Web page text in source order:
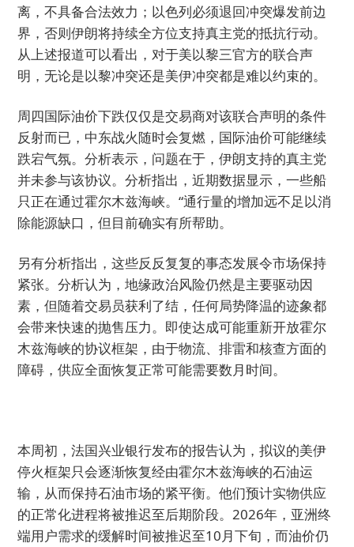
离，不具备合法效力；以色列必须退回冲突爆发前边
界，否则伊朗将持续全方位支持真主党的抵抗行动。
从上述报道可以看出，对于美以黎三官方的联合声
明，无论是以黎冲突还是美伊冲突都是难以约束的。
周四国际油价下跌仅仅是交易商对该联合声明的条件
反射而已，中东战火随时会复燃，国际油价可能继续
跌宕气氛。分析表示，问题在于，伊朗支持的真主党
并未参与该协议。分析指出，近期数据显示，一些船
只正在通过霍尔木兹海峡。“通行量的增加远不足以消
除能源缺口，但目前确实有所帮助。
另有分析指出，这些反反复复的事态发展令市场保持
紧张。分析认为，地缘政治风险仍然是主要驱动因
素，但随着交易员获利了结，任何局势降温的迹象都
会带来快速的抛售压力。即使达成可能重新开放霍尔
木兹海峡的协议框架，由于物流、排雷和核查方面的
障碍，供应全面恢复正常可能需要数月时间。
本周初，法国兴业银行发布的报告认为，拟议的美伊
停火框架只会逐渐恢复经由霍尔木兹海峡的石油运
输，从而保持石油市场的紧平衡。他们预计实物供应
的正常化进程将被推迟至后期阶段。2026年，亚洲终
端用户需求的缓解时间被推迟至10月下旬，而油价仍